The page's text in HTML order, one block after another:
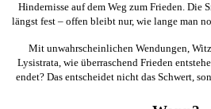
Hindernisse auf dem Weg zum Frieden. Die
längst fest – offen bleibt nur, wie lange man
Mit unwahrscheinlichen Wendungen,
Lysistrata, wie überraschend Frieden
endet? Das entscheidet nicht das Schwert,